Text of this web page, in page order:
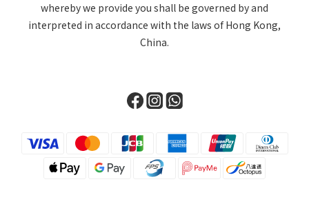
whereby we provide you shall be governed by and
interpreted in accordance with the laws of Hong Kong,
China.